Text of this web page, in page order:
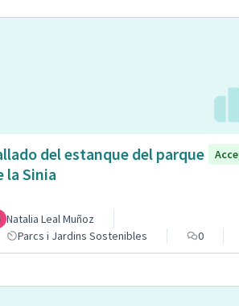
del estanque del parque
la Sinia
Natalia Leal Muñoz
Parcs i Jardins Sostenibles
0